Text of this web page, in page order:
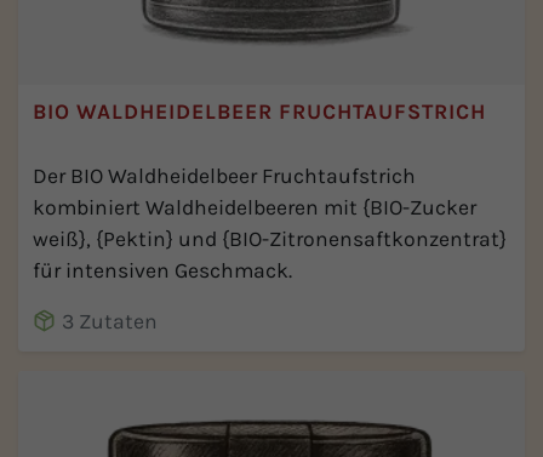
BIO WALDHEIDELBEER FRUCHTAUFSTRICH
Der BIO Waldheidelbeer Fruchtaufstrich
kombiniert Waldheidelbeeren mit {BIO-Zucker
weiß}, {Pektin} und {BIO-Zitronensaftkonzentrat}
für intensiven Geschmack.
3 Zutaten